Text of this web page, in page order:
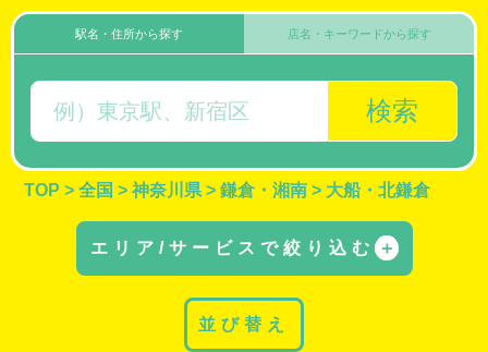
駅名・住所から探す
検索
店名・キーワードから探す
TOP > 全国 > 神奈川県 > 鎌倉・湘南 > 大船・北鎌倉
エリア/サービスで絞り込む ＋
並び替え